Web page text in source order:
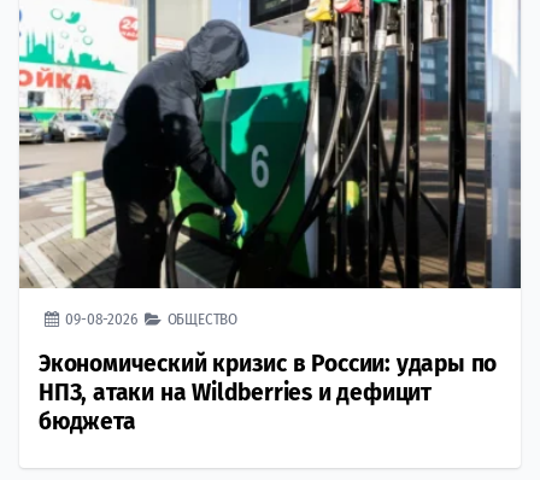
09-08-2026 ОБЩЕСТВО
Экономический кризис в России: удары по
НПЗ, атаки на Wildberries и дефицит
бюджета